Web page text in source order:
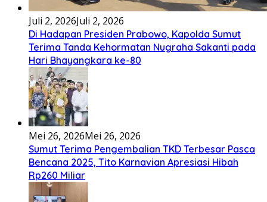
Juli 2, 2026Juli 2, 2026
Di Hadapan Presiden Prabowo, Kapolda Sumut
Terima Tanda Kehormatan Nugraha Sakanti pada
Hari Bhayangkara ke-80
Mei 26, 2026Mei 26, 2026
Sumut Terima Pengembalian TKD Terbesar Pasca
Bencana 2025, Tito Karnavian Apresiasi Hibah
Rp260 Miliar